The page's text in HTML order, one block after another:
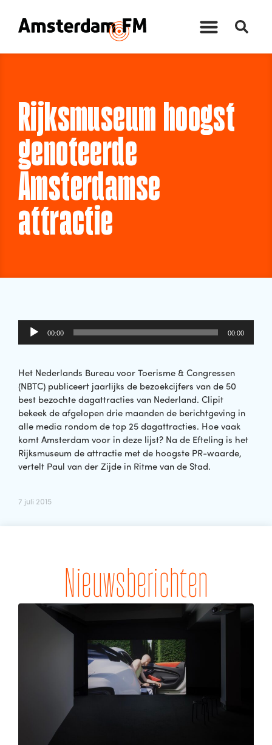
Rijksmuseum hoogst
genoteerde
Amsterdamse
attractie
Audiospeler
00:00 00:00
Het Nederlands Bureau voor Toerisme & Congressen
(NBTC) publiceert jaarlijks de bezoekcijfers van de 50
best bezochte dagattracties van Nederland. Clipit
bekeek de afgelopen drie maanden de berichtgeving in
alle media rondom de top 25 dagattracties. Hoe vaak
komt Amsterdam voor in deze lijst? Na de Efteling is het
Rijksmuseum de attractie met de hoogste PR-waarde,
vertelt Paul van der Zijde in Ritme van de Stad.
7 juli 2015
Nieuwsberichten